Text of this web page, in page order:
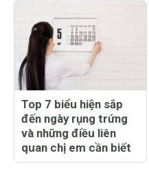
Top 7 biểu hiện sắp
đến ngày rụng trứng
và những điều liên
quan chị em cần biết